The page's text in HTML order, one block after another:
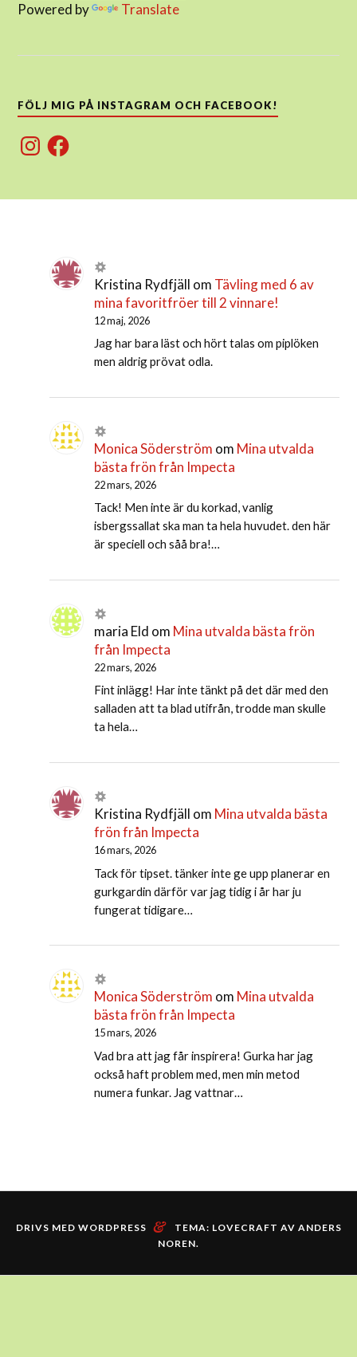
Powered by Translate
FÖLJ MIG PÅ INSTAGRAM OCH FACEBOOK!
InstagramFacebook
Kristina Rydfjäll om Tävling med 6 av
mina favoritfröer till 2 vinnare!
12 maj, 2026
Jag har bara läst och hört talas om piplöken
men aldrig prövat odla.
Monica Söderström om Mina utvalda
bästa frön från Impecta
22 mars, 2026
Tack! Men inte är du korkad, vanlig
isbergssallat ska man ta hela huvudet. den här
är speciell och såå bra!…
maria Eld om Mina utvalda bästa frön
från Impecta
22 mars, 2026
Fint inlägg! Har inte tänkt på det där med den
salladen att ta blad utifrån, trodde man skulle
ta hela…
Kristina Rydfjäll om Mina utvalda bästa
frön från Impecta
16 mars, 2026
Tack för tipset. tänker inte ge upp planerar en
gurkgardin därför var jag tidig i år har ju
fungerat tidigare…
Monica Söderström om Mina utvalda
bästa frön från Impecta
15 mars, 2026
Vad bra att jag får inspirera! Gurka har jag
också haft problem med, men min metod
numera funkar. Jag vattnar…
DRIVS MED WORDPRESS & TEMA: LOVECRAFT AV ANDERS
NOREN.